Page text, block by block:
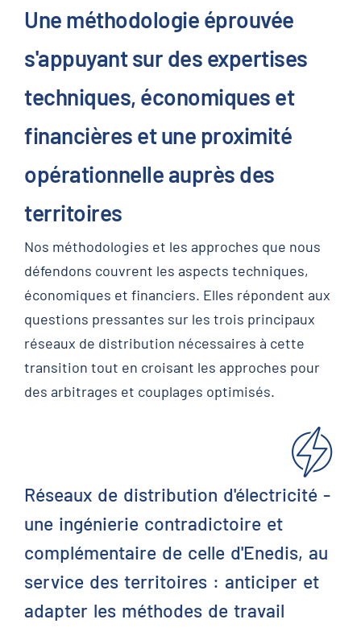
Une méthodologie éprouvée
s'appuyant sur des expertises
techniques, économiques et
financières et une proximité
opérationnelle auprès des
territoires
Nos méthodologies et les approches que nous
défendons couvrent les aspects techniques,
économiques et financiers. Elles répondent aux
questions pressantes sur les trois principaux
réseaux de distribution nécessaires à cette
transition tout en croisant les approches pour
des arbitrages et couplages optimisés.
Réseaux de distribution d'électricité -
une ingénierie contradictoire et
complémentaire de celle d'Enedis, au
service des territoires : anticiper et
adapter les méthodes de travail